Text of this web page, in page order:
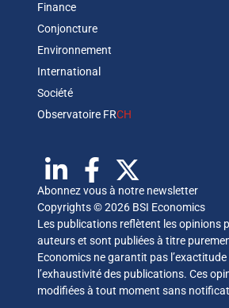
Finance
Conjoncture
Environnement
International
Société
Observatoire FRCH
Abonnez vous à notre newsletter
Copyrights © 2026 BSI Economics
Les publications reflètent les opinions
auteurs et sont publiées à titre
Economics ne garantit pas
l’exhaustivité des publications. Ces
modifiées à tout moment sans